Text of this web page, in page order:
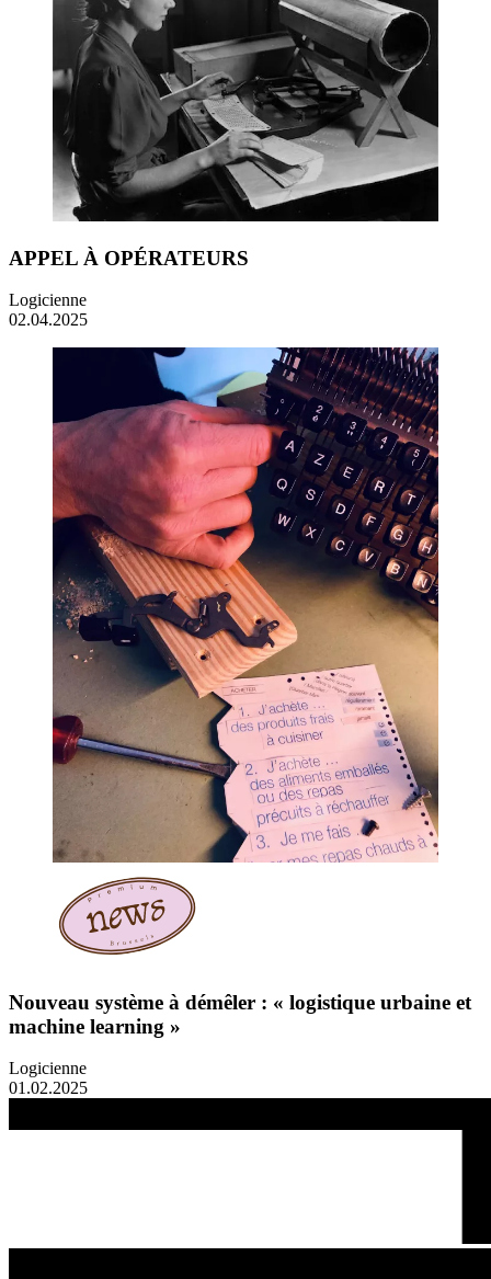
APPEL À OPÉRATEURS
Logicienne
02.04.2025
Nouveau système à démêler : « logistique urbaine et
machine learning »
Logicienne
01.02.2025